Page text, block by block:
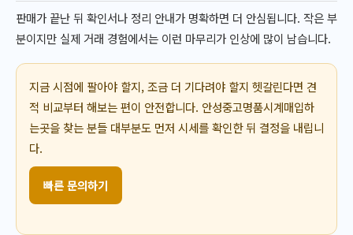
판매가 끝난 뒤 확인서나 정리 안내가 명확하면 더 안심됩니다. 작은 부
분이지만 실제 거래 경험에서는 이런 마무리가 인상에 많이 남습니다.
지금 시점에 팔아야 할지, 조금 더 기다려야 할지 헷갈린다면 견
적 비교부터 해보는 편이 안전합니다. 안성중고명품시계매입하
는곳을 찾는 분들 대부분도 먼저 시세를 확인한 뒤 결정을 내립니
다.
빠른 문의하기